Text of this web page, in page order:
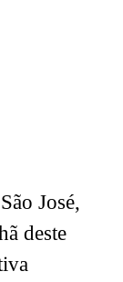
José,
deste